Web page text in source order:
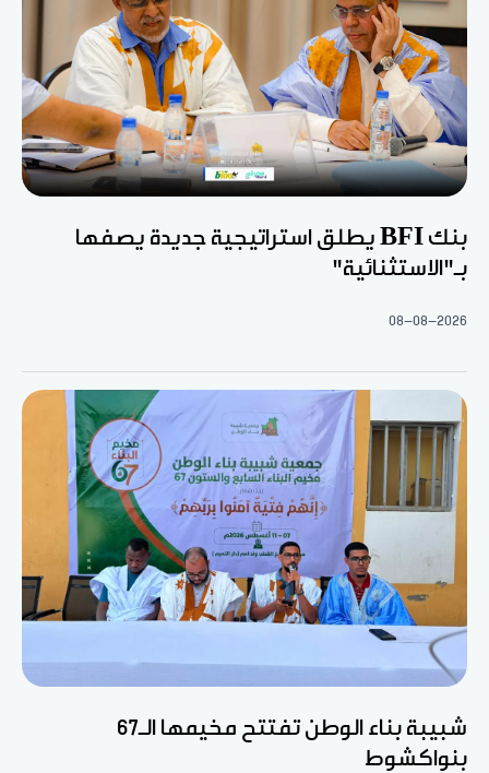
بنك BFI يطلق استراتيجية جديدة يصفها
بـ"الاستثنائية"
08-08-2026
شبيبة بناء الوطن تفتتح مخيمها الـ67
بنواكشوط